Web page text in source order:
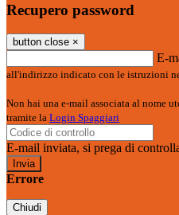
Recupero password
button close ×
E-
all'indirizzo indicato con le istruzioni
Non hai una e-mail associata al nome
tramite la Login Spaggiari
E-mail inviata, si prega di
Errore
Chiudi